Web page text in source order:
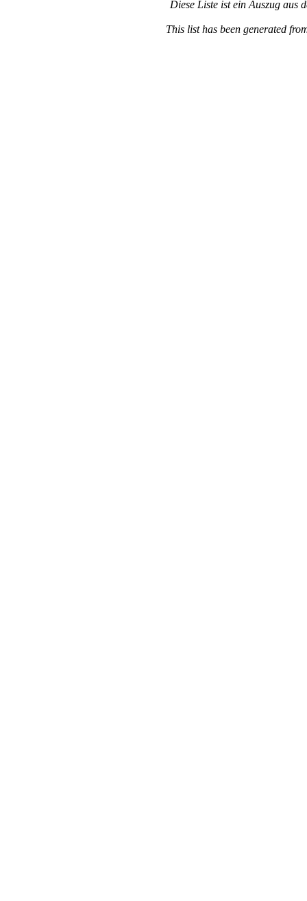
Diese Liste ist ein Auszug
This list has been generated